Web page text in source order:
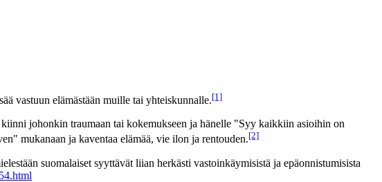
vastuun elämästään muille tai yhteiskunnalle.[1]
johonkin traumaan tai kokemukseen ja hänelle "Syy kaikkiin asioihin on
mukanaan ja kaventaa elämää, vie ilon ja rentouden.[2]
suomalaiset syyttävät liian herkästi vastoinkäymisistä ja epäonnistumisista